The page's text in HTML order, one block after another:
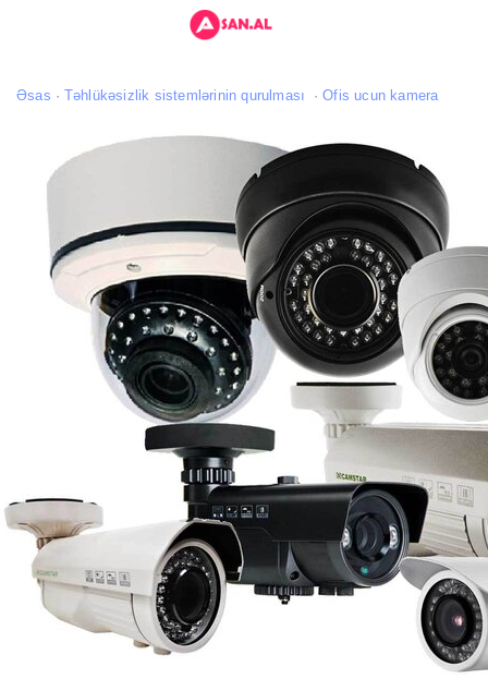
Əsas Təhlükəsizlik sistemlərinin qurulması Ofis ucun kamera